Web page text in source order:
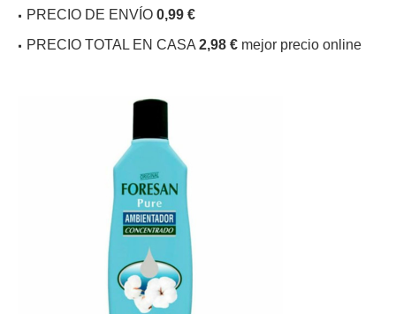
PRECIO DE ENVÍO 0,99 €
PRECIO TOTAL EN CASA 2,98 € mejor precio online